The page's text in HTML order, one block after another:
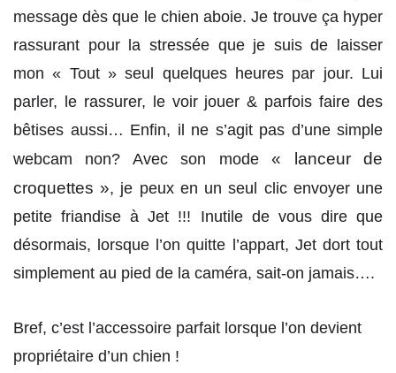
message dès que le chien aboie. Je trouve ça hyper
rassurant pour la stressée que je suis de laisser
mon « Tout » seul quelques heures par jour. Lui
parler, le rassurer, le voir jouer & parfois faire des
bêtises aussi… Enfin, il ne s’agit pas d’une simple
webcam non? Avec son mode« lanceur de
croquettes », je peux en un seul clic envoyer une
petite friandise à Jet !!! Inutile de vous dire que
désormais, lorsque l’on quitte l’appart, Jet dort tout
simplement au pied de la caméra, sait-on jamais….
Bref, c’est l’accessoire parfait lorsque l’on devient
propriétaire d’un chien !